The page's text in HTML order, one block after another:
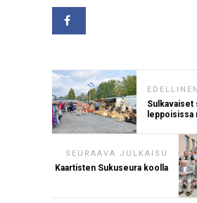
Sulkavaiset
SEURAAVA JULKAISU
Kaartisten Sukuseura koolla